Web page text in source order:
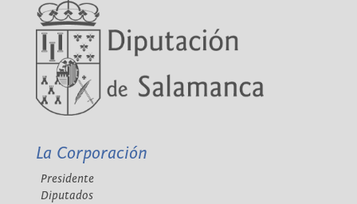
La Corporación
Presidente
Diputados